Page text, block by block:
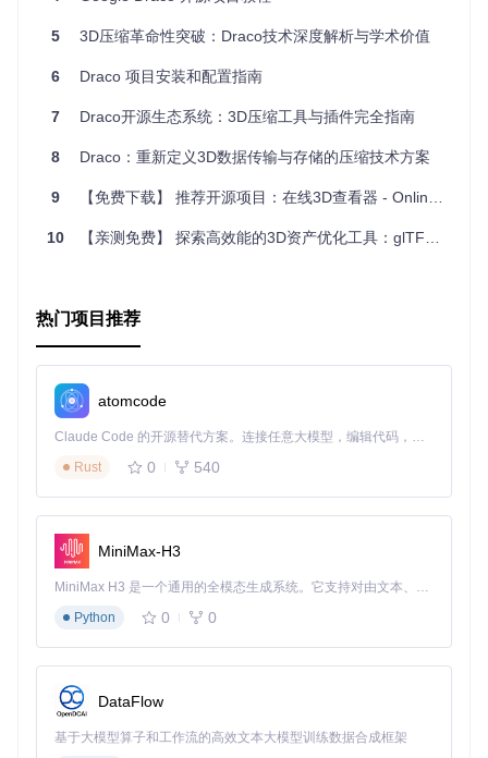
速度。
功能。
和管理应用状态。
为了更好地理解Draco的工作原理，你可以查看实时示例以及
o都是一个值得尝试的新选择。它为Web开发提供了一个新的
5 3D压缩革命性突破：Draco技术深度解析与学术价值
6 Draco 项目安装和配置指南
7 Draco开源生态系统：3D压缩工具与插件完全指南
8 Draco：重新定义3D数据传输与存储的压缩技术方案
9 【免费下载】 推荐开源项目：在线3D查看器 - Online 3D Viewer
10 【亲测免费】 探索高效能的3D资产优化工具：glTF Pipeline
热门项目推荐
atomcode
Claude Code 的开源替代方案。连接任意大模型，编辑代码，运行命令，自动验证 — 全自动执行。用 Rust 构建，极致性能。 ｜ An open-source alternative to Claude Code. Connect any LLM, edit code, run commands, and verify changes — autonomously. Built in Rust for speed. Get Started
Rust
0 540
MiniMax-H3
MiniMax H3 是一个通用的全模态生成系统。它支持对由文本、图像、视频和音频组成的多模态上下文进行统一理解，并能生成分辨率高达 2K、时长可达 15 秒的带原生立体声音频的视频。得益于面向任务泛化的系统设计，H3 在预训练阶段就已具备广泛的多模态上下文理解与生成能力，能够出色地执行复杂的多模态指令。
Python
0 0
DataFlow
基于大模型算子和工作流的高效文本大模型训练数据合成框架